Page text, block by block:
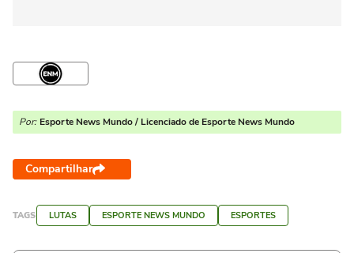
Por: Esporte News Mundo / Licenciado de Esporte News Mundo
Compartilhar
TAGS LUTAS ESPORTE NEWS MUNDO ESPORTES